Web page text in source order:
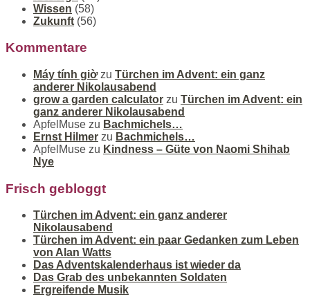
Wissen (58)
Zukunft (56)
Kommentare
Máy tính giờzu Türchen im Advent: ein ganz
anderer Nikolausabend
grow a garden calculator zu Türchen im Advent: ein
ganz anderer Nikolausabend
ApfelMuse zu Bachmichels…
Ernst Hilmer zu Bachmichels…
ApfelMuse zu Kindness – Güte von Naomi Shihab
Nye
Frisch gebloggt
Türchen im Advent: ein ganz anderer
Nikolausabend
Türchen im Advent: ein paar Gedanken zum Leben
von Alan Watts
Das Adventskalenderhaus ist wieder da
Das Grab des unbekannten Soldaten
Ergreifende Musik